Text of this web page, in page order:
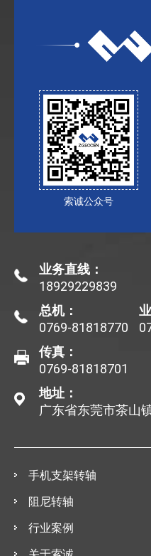
索诚公众号
业务直线：
18929229839
总机：
0769-81818770
传真：
0769-81818701
地址：
广东省东莞市茶山
手机支架转轴
阻尼转轴
行业案例